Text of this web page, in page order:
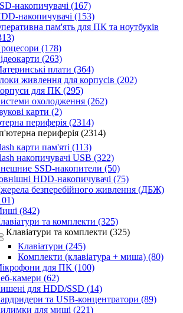
накопичувачі (167)
накопичувачі (153)
пам'ять для ПК та ноутбуків
(178)
(263)
плати (364)
живлення для корпусів (202)
для ПК (295)
охолодження (262)
карти (2)
периферія (2314)
периферія (2314)
карти пам'яті (113)
накопичувачі USB (322)
SSD-накопители (50)
HDD-накопичувачі (75)
безперебійного живлення (ДБЖ)
(842)
та комплекти (325)
Клавіатури та комплекти (325)
Клавіатури (245)
Комплекти (клавіатура + миша) (80)
для ПК (100)
камери (62)
для HDD/SSD (14)
та USB-концентратори (89)
для миші (221)